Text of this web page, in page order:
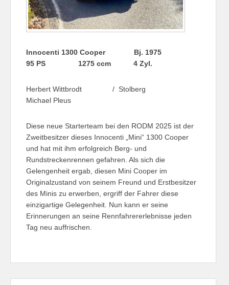
Innocenti 1300 Cooper
Bj. 1975
95 PS 1275 ccm 4 Zyl.
Herbert Wittbrodt / Stolberg
Michael Pleus
Diese neue Starterteam bei den RODM 2025 ist der
Zweitbesitzer dieses Innocenti „Mini“ 1300 Cooper
und hat mit ihm erfolgreich Berg- und
Rundstreckenrennen gefahren. Als sich die
Gelengenheit ergab, diesen Mini Cooper im
Originalzustand von seinem Freund und Erstbesitzer
des Minis zu erwerben, ergriff der Fahrer diese
einzigartige Gelegenheit. Nun kann er seine
Erinnerungen an seine Rennfahrererlebnisse jeden
Tag neu auffrischen.